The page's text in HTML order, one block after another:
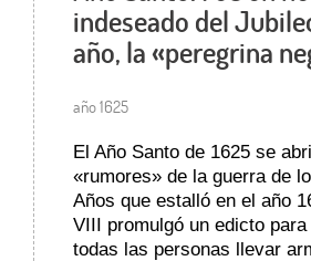
indeseado del
año, la «peregrina
año 1625
El Año Santo de 1625 se
«rumores» de la guerra de
Años que estalló en el año
VIII promulgó un edicto
todas las personas llevar